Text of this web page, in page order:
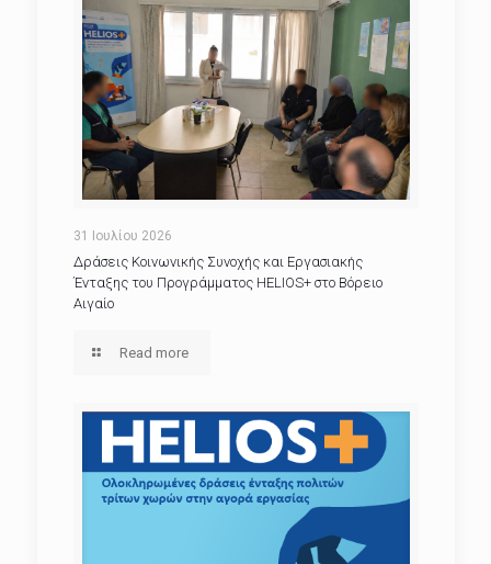
31 Ιουλίου 2026
Δράσεις Κοινωνικής Συνοχής και Εργασιακής
Ένταξης του Προγράμματος HELIOS+ στο Βόρειο
Αιγαίο
Read more